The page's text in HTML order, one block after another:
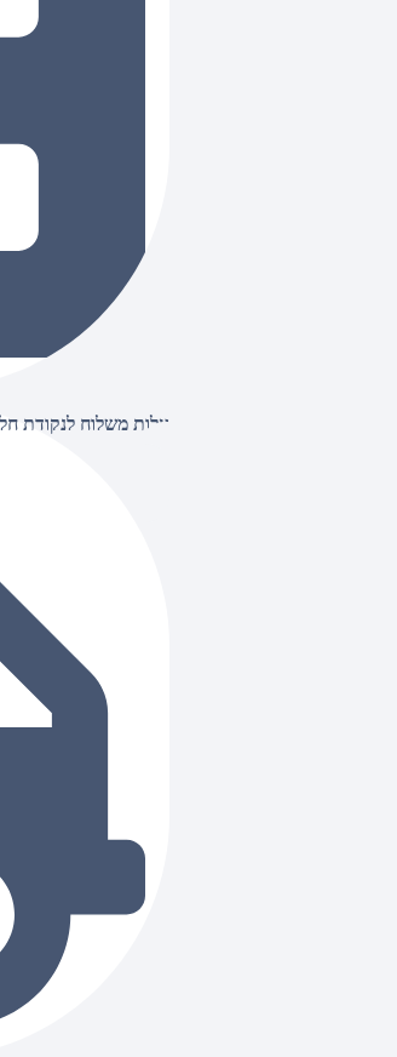
עלות משלוח לנקודת חלוקה 20 שקלים, בהזמנות מעל 500 שקלים ללא